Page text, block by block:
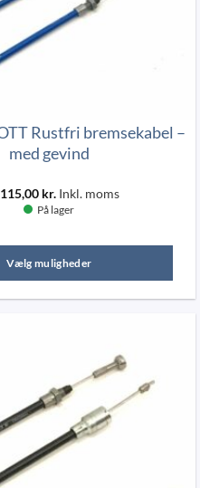
Rustfri bremsekabel –
med gevind
115,00 kr. Inkl. moms
På lager
Vælg muligheder
Dette
varianter.
Mulighederne
vælges